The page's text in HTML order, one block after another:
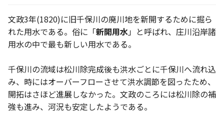
文政3年(1820)に旧千保川の廃川地を新開するために掘ら
れた用水である。俗に「新開用水」と呼ばれ、庄川沿岸諸
用水の中で最も新しい用水である。
千保川の流域は松川除完成後も洪水ごとに千保川へ流れ込
み、時にはオーバーフローさせて洪水調節を図ったため、
開拓はさほど進展しなかった。文政のころには松川除の補
強も進み、河況も安定したようである。